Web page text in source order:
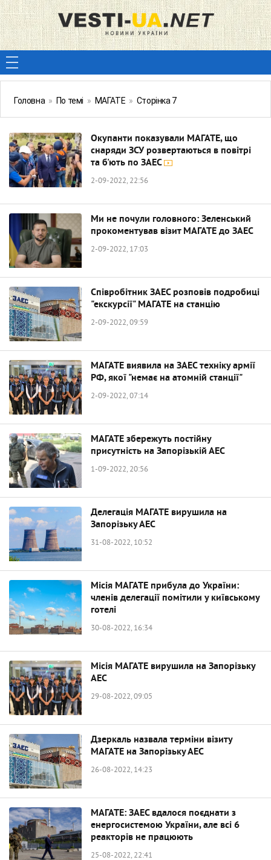
Головна » По темі » МАГАТЕ » Сторінка 7
Окупанти показували МАГАТЕ, що
снаряди ЗСУ розвертаються в повітрі
та б'ють по ЗАЕС
2-09-2022, 22:56
Ми не почули головного: Зеленський
прокоментував візит МАГАТЕ до ЗАЕС
2-09-2022, 17:03
Співробітник ЗАЕС розповів подробиці
"екскурсії" МАГАТЕ на станцію
2-09-2022, 09:59
МАГАТЕ виявила на ЗАЕС техніку армії
РФ, якої "немає на атомній станції"
2-09-2022, 07:14
МАГАТЕ збережуть постійну
присутність на Запорізькій АЕС
1-09-2022, 20:56
Делегація МАГАТЕ вирушила на
Запорізьку АЕС
31-08-2022, 10:52
Місія МАГАТЕ прибула до України:
членів делегації помітили у київському
готелі
30-08-2022, 16:34
Місія МАГАТЕ вирушила на Запорізьку
АЕС
29-08-2022, 09:05
Дзеркаль назвала терміни візиту
МАГАТЕ на Запорізьку АЕС
26-08-2022, 14:23
МАГАТЕ: ЗАЕС вдалося поєднати з
енергосистемою України, але всі 6
реакторів не працюють
25-08-2022, 22:41